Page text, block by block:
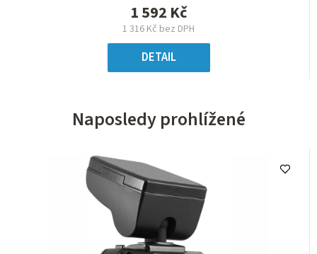
1 316 Kč bez DPH
1 592 Kč
DETAIL
Naposledy prohlížené